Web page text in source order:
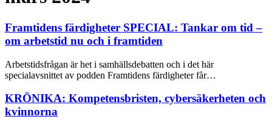
Framtidens färdigheter SPECIAL: Tankar om tid –
om arbetstid nu och i framtiden
Arbetstidsfrågan är het i samhällsdebatten och i det här
specialavsnittet av podden Framtidens färdigheter får…
KRÖNIKA: Kompetensbristen, cybersäkerheten och
kvinnorna